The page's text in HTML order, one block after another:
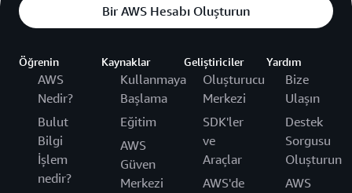
Bir AWS Hesabı Oluşturun
Öğrenin
AWS
Nedir?
Bulut
Bilgi
İşlem
nedir?
Kaynaklar
Kullanmaya
Başlama
Eğitim
AWS
Güven
Merkezi
Geliştiriciler
Oluşturucu
Merkezi
SDK'ler
ve
Araçlar
AWS'de
Yardım
Bize
Ulaşın
Destek
Sorgusu
Oluşturun
AWS